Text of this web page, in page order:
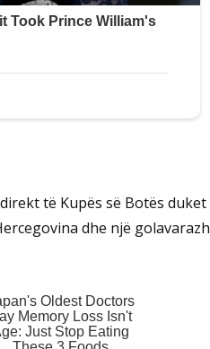
të Kupës së Botës
dhe një